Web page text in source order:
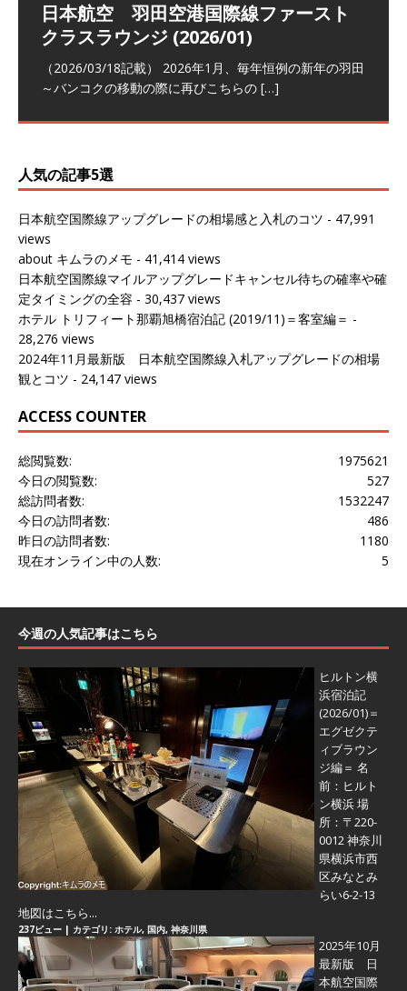
祝！日本航空・マリオットの戦略パー
トナーシップによるFOP無料付与とス
テイタスマッチ
（2027/07/14記載） 2026年7月14日の夕刻に、一通のメ
ラウンジ 華 那覇空港 (2026/05)
（2026/06/07記載） 2026年5月下旬の平日に那覇を訪れ
た際に利用した。 こちらのラウンジ[…]
The Coral Executive Lounge スワ
ンナプーム国際空港国内線ラウンジ
(2026/01)
（2026/03/31記載） 2026年1月上旬にバンコク経由でチ
日本航空 羽田空港国際線ファースト
クラスラウンジ (2026/01)
（2026/03/18記載） 2026年1月、毎年恒例の新年の羽田
～バンコクの移動の際に再びこちらの […]
バンコクエアウェイズ スワンナプー
ム国際空港国内線ラウンジ (2026/01)
（2026/03/13記載） 2026年1月上旬にバンコク経由でチ
ェンマイに向かう際に利用した。 今[…]
人気の記事5選
日本航空国際線アップグレードの相場感と入札のコツ - 47,991
views
about キムラのメモ - 41,414 views
日本航空国際線マイルアップグレードキャンセル待ちの確率や確
定タイミングの全容 - 30,437 views
ホテル トリフィート那覇旭橋宿泊記 (2019/11)＝客室編＝ -
28,276 views
2024年11月最新版 日本航空国際線入札アップグレードの相場
観とコツ - 24,147 views
ACCESS COUNTER
1975621
総閲覧数:
527
今日の閲覧数:
1532247
総訪問者数:
486
今日の訪問者数:
1180
昨日の訪問者数:
5
現在オンライン中の人数:
今週の人気記事はこちら
ヒルトン横
浜宿泊記
(2026/01)＝
エグゼクテ
ィブラウン
ジ編＝ 名
前：ヒルト
ン横浜 場
所：〒220-
0012 神奈川
県横浜市西
区みなとみ
らい6-2-13
地図はこちら...
237ビュー | カテゴリ: ホテル, 国内, 神奈川県
2025年10月
最新版 日
本航空国際